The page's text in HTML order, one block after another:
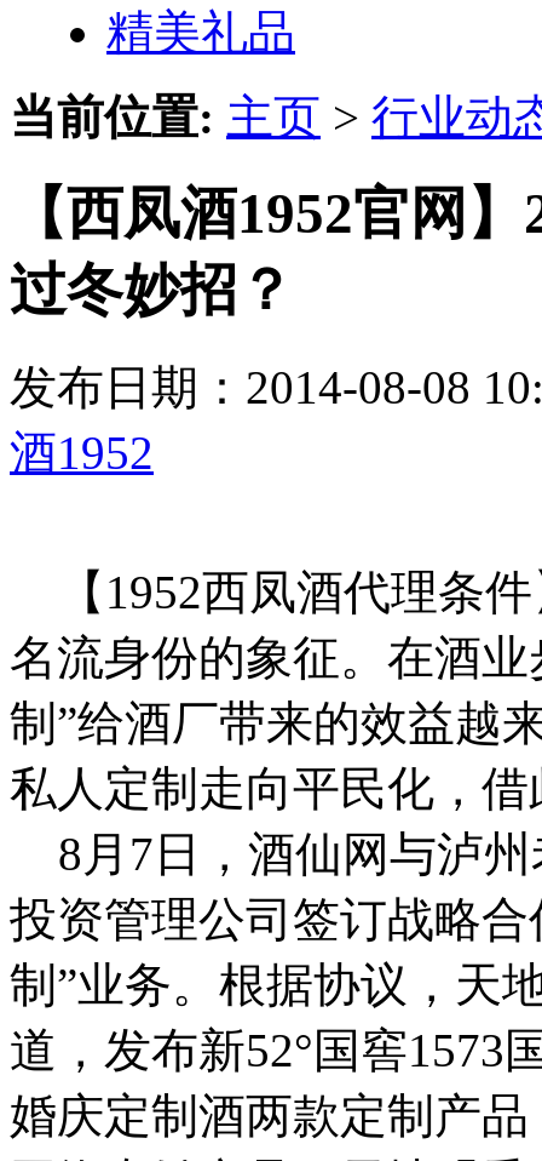
精美礼品
当前位置: 主页 > 行业动
【西凤酒1952官网
过冬妙招？
发布日期：2014-08-08
酒1952
【1952西凤酒代理条
名流身份的象征。在酒
制”给酒厂带来的效益越
私人定制走向平民化，
8月7日，酒仙网与泸
投资管理公司签订战略
制”业务。根据协议，天
道，发布新52°国窖1573
婚庆定制酒两款定制产